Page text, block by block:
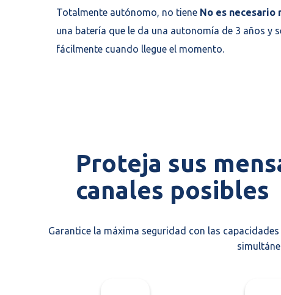
Totalmente autónomo, no tiene No es necesario
una batería que le da una autonomía de 3 años y
fácilmente cuando llegue el momento.
Proteja sus
canales posibles
Garantice la máxima seguridad con las